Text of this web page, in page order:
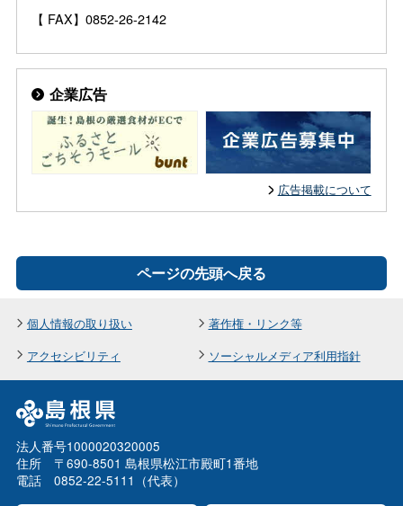
【 FAX】0852-26-2142
企業広告
広告掲載について
ページの先頭へ戻る
個人情報の取り扱い
著作権・リンク等
アクセシビリティ
ソーシャルメディア利用指針
法人番号1000020320005
住所 〒690-8501 島根県松江市殿町1番地
電話 0852-22-5111（代表）